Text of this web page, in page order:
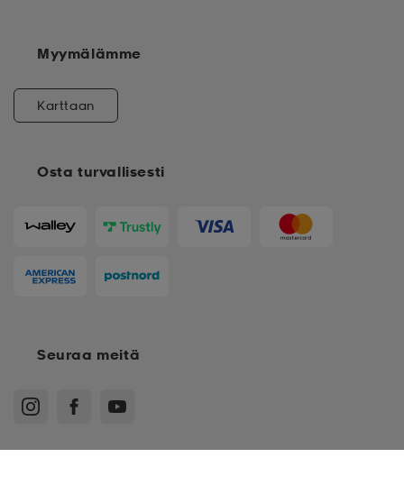
Osta turvallisesti
Myymälämme
Karttaan
Seuraa meitä